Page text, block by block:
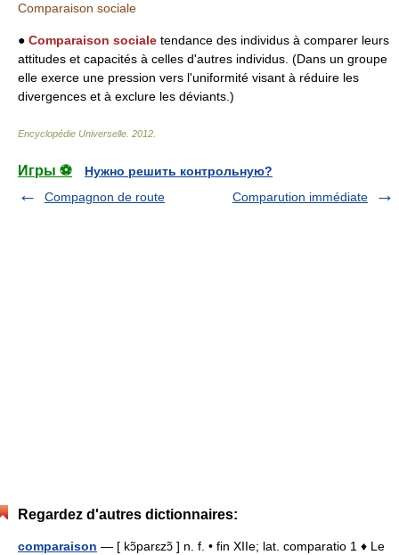
Comparaison sociale
● Comparaison sociale tendance des individus à comparer leurs
attitudes et capacités à celles d'autres individus. (Dans un groupe
elle exerce une pression vers l'uniformité visant à réduire les
divergences et à exclure les déviants.)
Encyclopédie Universelle 2012
Игры ⚽
Нужно решить контрольную?
Compagnon de route
Comparution immédiate
Regardez d'autres dictionnaires:
comparaison — [ kɔ̃parɛzɔ̃ ] n. f. • fin XIIe; lat. comparatio 1 ♦ Le